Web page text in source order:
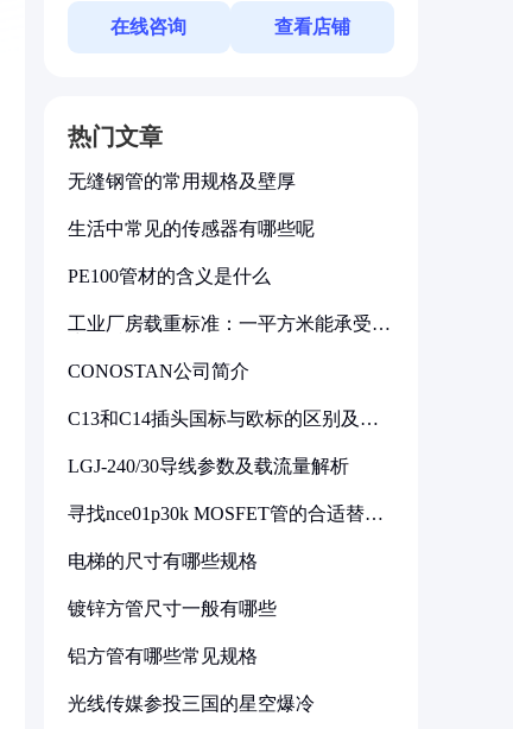
在线咨询 查看店铺
热门文章
无缝钢管的常用规格及壁厚
生活中常见的传感器有哪些呢
PE100管材的含义是什么
工业厂房载重标准：一平方米能承受多
CONOSTAN公司简介
C13和C14插头国标与欧标的区别及其
LGJ-240/30导线参数及载流量解析
寻找nce01p30k MOSFET管的合适替代
电梯的尺寸有哪些规格
镀锌方管尺寸一般有哪些
铝方管有哪些常见规格
光线传媒参投三国的星空爆冷